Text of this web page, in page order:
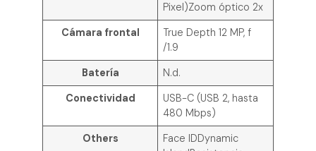
Pixel)Zoom óptico 2x
Cámara frontal
True Depth 12 MP, f
/1.9
Batería
N.d.
Conectividad
USB-C (USB 2, hasta
480 Mbps)
Others
Face IDDynamic